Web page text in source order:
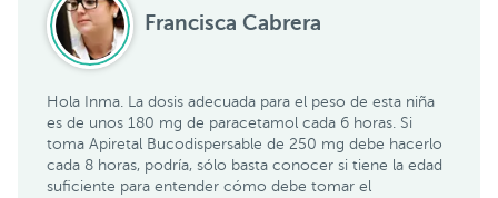
Hola Inma. La dosis adecuada para el peso de esta niña
es de unos 180 mg de paracetamol cada 6 horas. Si
toma Apiretal Bucodispersable de 250 mg debe hacerlo
cada 8 horas, podría, sólo basta conocer si tiene la edad
suficiente para entender cómo debe tomar el
Francisca Cabrera